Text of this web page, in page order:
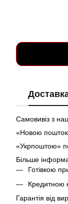
Самовивіз з
«Новою
«Укрпоштою»
Більше
Готівкою
Кредитною
Гарантія від